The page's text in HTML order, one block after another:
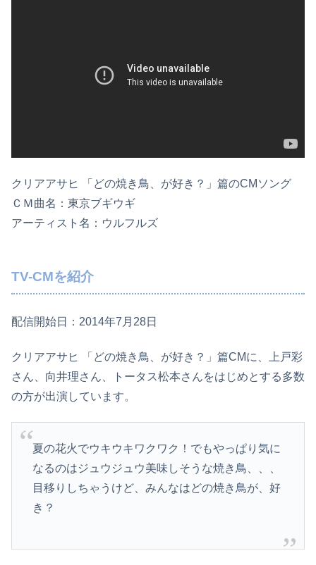
クリアアサヒ 「どの焼き鳥、が好き？」篇のCMソング
ＣＭ曲名：東京ブギウギ
アーティスト名：ウルフルズ
TV-CMを紹介
配信開始日：2014年7月28日
クリアアサヒ 「どの焼き鳥、が好き？」篇CMに、上戸彩
さん、向井理さん、トータス松本さんをはじめとする多数
の方が出演しています。
夏の花火でウキウキワクワク！でもやっぱり気に
なるのはジュ­ウジュウ美味しそうな焼き鳥、、、
目移りしちゃうけど、みんなはどの焼き鳥が、好
き？